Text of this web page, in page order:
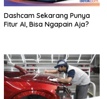
Dashcam Sekarang Punya
Fitur AI, Bisa Ngapain Aja?